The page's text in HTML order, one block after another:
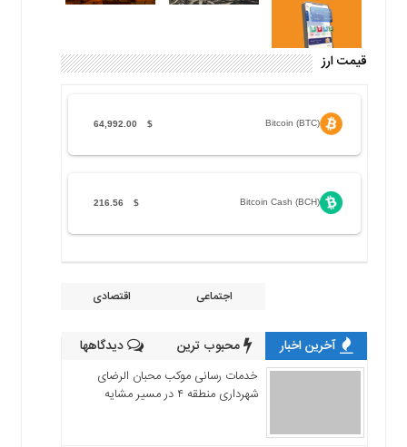
قیمت ارز
Bitcoin (BTC)
$
64,992.00
Bitcoin Cash (BCH)
$
216.56
اجتماعی اقتصادی
آخرین اخبار محبوب ترین دیدگاهها
خدمات رسانی موکب محبان الرضای
شهرداری منطقه ۴ در مسیر مشایه